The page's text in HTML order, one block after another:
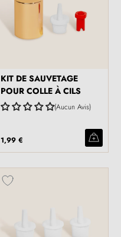
KIT DE SAUVETAGE
POUR COLLE À CILS
Aucun Avis
1,99 €